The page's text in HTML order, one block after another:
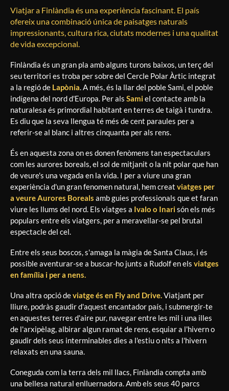
Viatjar a Finlàndia és una experiència fascinant. El país
ofereix una combinació única de paisatges naturals
impressionants, cultura rica, ciutats modernes i una qualitat
de vida excepcional.
Finlàndia és un gran pla amb alguns turons baixos, un terç del
seu territori es troba per sobre del Cercle Polar Àrtic integrat
a la regió de Lapònia. A més, és la llar del poble Sami, el poble
indígena del nord d'Europa. Per als Samiel contacte amb la
naturalesa és primordial habitant en terres de taigà i tundra.
Es diu que la seva llengua té més de cent paraules per a
referir-se al blanc i altres cinquanta per als rens.
És en aquesta zona on es donen fenòmens tan espectaculars
com les aurores boreals, el sol de mitjanit o la nit polar que han
de veure's una vegada en la vida. I per a viure una gran
experiència d'un gran fenomen natural, hem creat viatges per
a veure Aurores Boreals amb guies professionals que et faran
viure les llums del nord. Els viatges a Ivalo o Inarisón els més
populars entre els viatgers, per a meravellar-se pel brutal
espectacle del cel.
Entre els seus boscos, s'amaga la màgia de Santa Claus, i és
possible aventurar-se a buscar-ho junts a Rudolf en els viatges
en família i per a nens.
Una altra opció deviatge és en Fly and Drive.Viatjant per
lliure, podràs gaudir d'aquest encantador país, i submergir-te
en aquestes terres d'aire pur, navegar entre les mil i una illes
de l'arxipèlag, albirar algun ramat de rens, esquiar a l'hivern o
gaudir dels seus interminables dies a l'estiu o nits a l'hivern
relaxats en una sauna.
Coneguda com la terra dels mil llacs, Finlàndia compta amb
una bellesa natural enlluernadora. Amb els seus 40 parcs